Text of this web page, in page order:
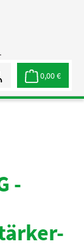
0,00 €
-